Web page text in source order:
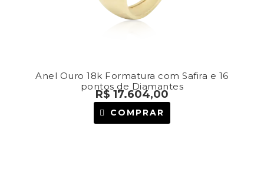
Anel Ouro 18k Formatura com Safira e 16
pontos de Diamantes
R$ 17.604,00
COMPRAR